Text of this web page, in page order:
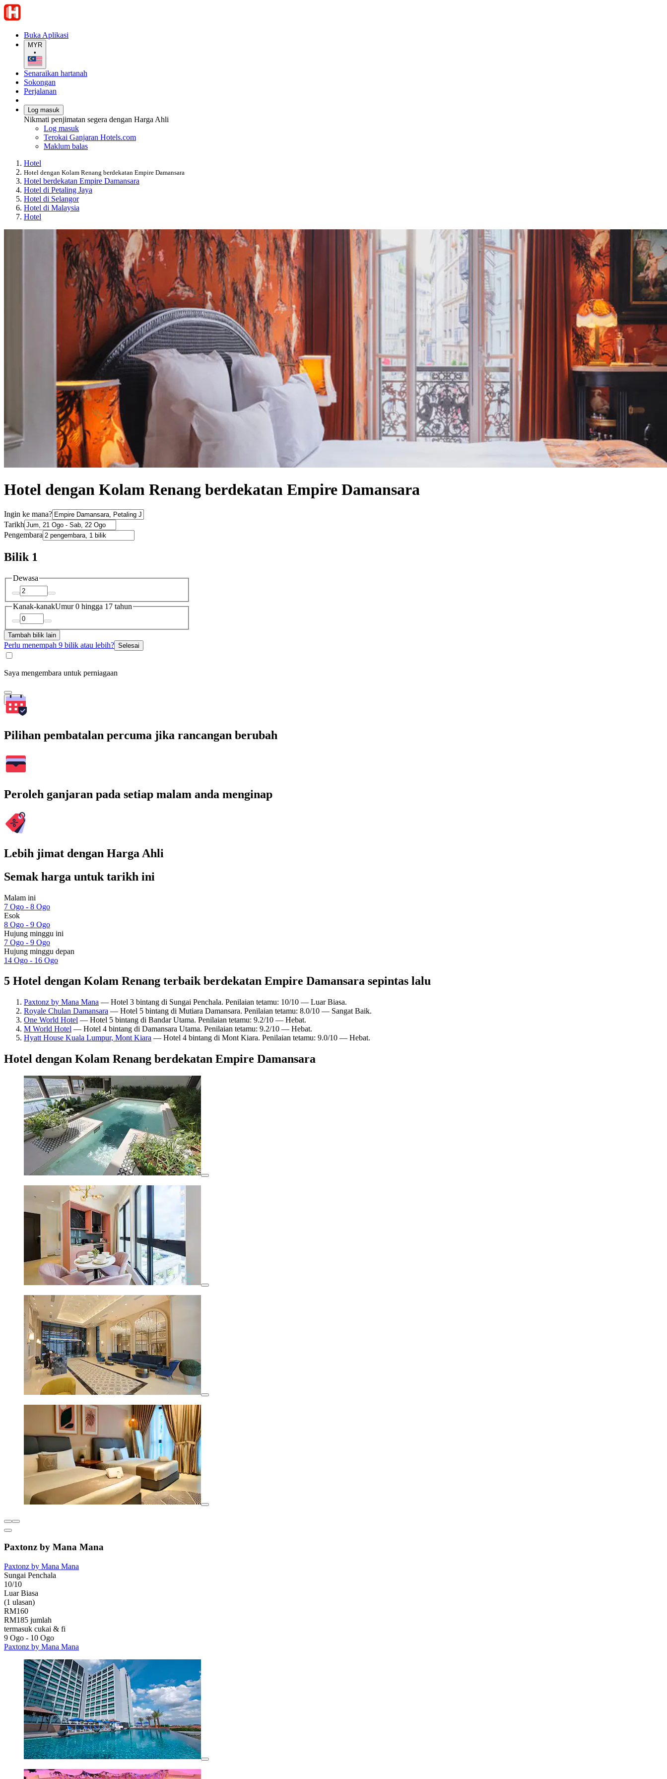
Buka Aplikasi
MYR
•
Senaraikan hartanah
Sokongan
Perjalanan
Log masuk
Nikmati penjimatan segera dengan Harga Ahli
Log masuk
Terokai Ganjaran Hotels.com
Maklum balas
Hotel
Hotel dengan Kolam Renang berdekatan Empire Damansara
Hotel berdekatan Empire Damansara
Hotel di Petaling Jaya
Hotel di Selangor
Hotel di Malaysia
Hotel
Hotel dengan Kolam Renang berdekatan Empire Damansara
Ingin ke mana?
Tarikh
Pengembara
Bilik 1
Dewasa
Kanak-kanakUmur 0 hingga 17 tahun
Tambah bilik lain
Perlu menempah 9 bilik atau lebih? Selesai
Saya mengembara untuk perniagaan
Cari
Pilihan pembatalan percuma jika rancangan berubah
Peroleh ganjaran pada setiap malam anda menginap
Lebih jimat dengan Harga Ahli
Semak harga untuk tarikh ini
Malam ini
7 Ogo - 8 Ogo
Esok
8 Ogo - 9 Ogo
Hujung minggu ini
7 Ogo - 9 Ogo
Hujung minggu depan
14 Ogo - 16 Ogo
5 Hotel dengan Kolam Renang terbaik berdekatan Empire Damansara sepintas lalu
Paxtonz by Mana Mana — Hotel 3 bintang di Sungai Penchala. Penilaian tetamu: 10/10 — Luar Biasa.
Royale Chulan Damansara — Hotel 5 bintang di Mutiara Damansara. Penilaian tetamu: 8.0/10 — Sangat Baik.
One World Hotel — Hotel 5 bintang di Bandar Utama. Penilaian tetamu: 9.2/10 — Hebat.
M World Hotel — Hotel 4 bintang di Damansara Utama. Penilaian tetamu: 9.2/10 — Hebat.
Hyatt House Kuala Lumpur, Mont Kiara — Hotel 4 bintang di Mont Kiara. Penilaian tetamu: 9.0/10 — Hebat.
Hotel dengan Kolam Renang berdekatan Empire Damansara
Paxtonz by Mana Mana
Paxtonz by Mana Mana
Sungai Penchala
10/10
Luar Biasa
(1 ulasan)
RM160
RM185 jumlah
termasuk cukai & fi
9 Ogo - 10 Ogo
Paxtonz by Mana Mana